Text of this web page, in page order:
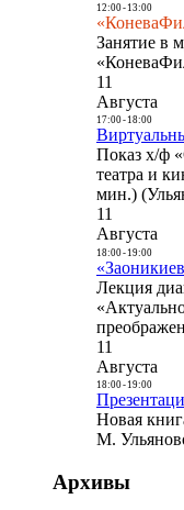
12:00- 13:00
Занятие в
11
Августа
17:00- 18:00
Показ х/ф
театра и
мин.)
11
Августа
18:00- 19:00
Лекция
11
Августа
18:00- 19:00
Новая
М.
Архивы